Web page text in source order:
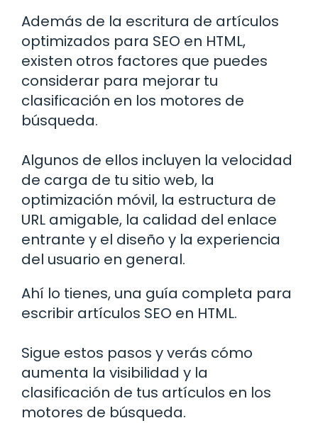
Además de la escritura de artículos
optimizados para SEO en HTML,
existen otros factores que puedes
considerar para mejorar tu
clasificación en los motores de
búsqueda.
Algunos de ellos incluyen la velocidad
de carga de tu sitio web, la
optimización móvil, la estructura de
URL amigable, la calidad del enlace
entrante y el diseño y la experiencia
del usuario en general.
Ahí lo tienes, una guía completa para
escribir artículos SEO en HTML.
Sigue estos pasos y verás cómo
aumenta la visibilidad y la
clasificación de tus artículos en los
motores de búsqueda.